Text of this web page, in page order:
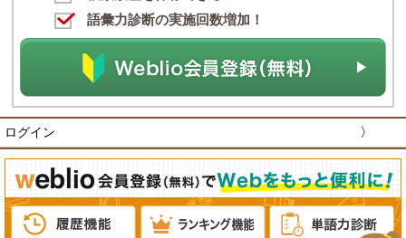
語彙力診断の実施回数増加！
ログイン 〉